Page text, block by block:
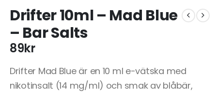
Drifter 10ml – Mad Blue
– Bar Salts
89kr
Drifter Mad Blue är en 10 ml e-vätska med
nikotinsalt (14 mg/ml) och smak av blåbär,